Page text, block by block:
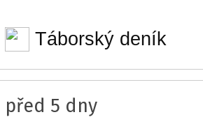
Táborský deník
před 5 dny